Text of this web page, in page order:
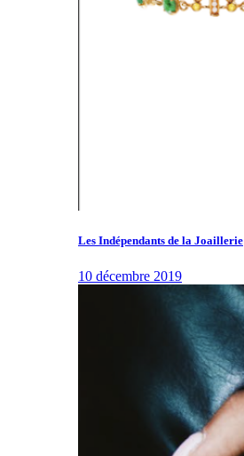
Les Indépendants de la Joaillerie
10 décembre 2019